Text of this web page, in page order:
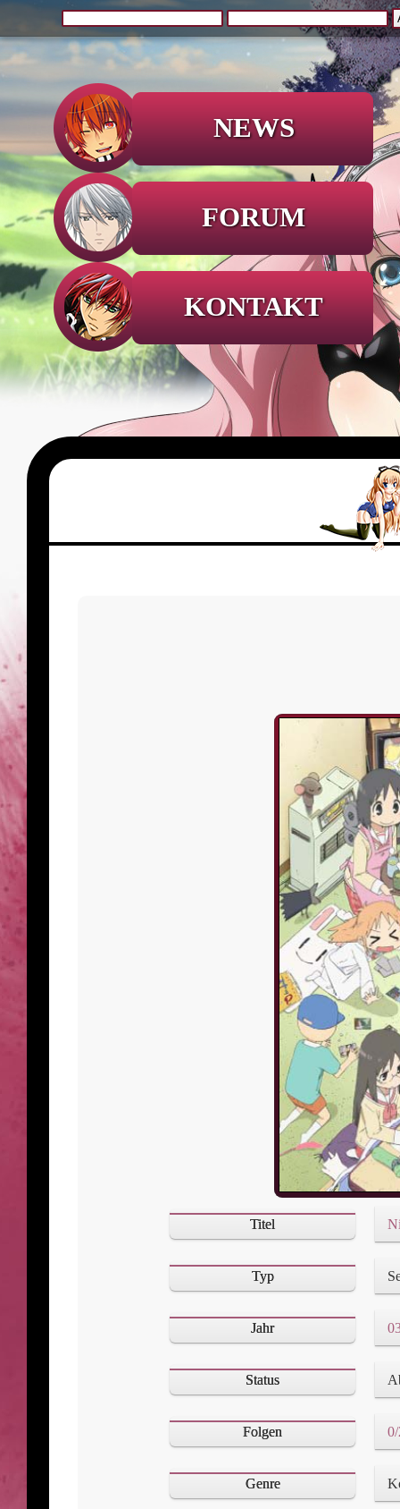
NEWS
FORUM
KONTAKT
Titel
Typ
Jahr
Status
Folgen
Genre